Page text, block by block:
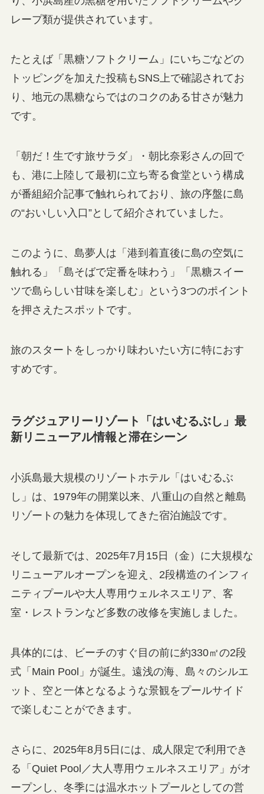
レープ類が提供されています。
たとえば「黒糖ソフトクリーム」にいちごなどの
トッピングを加えた投稿もSNS上で確認されてお
り、地元の黒糖ならではのコクのある甘さが魅力
です。
「朝だ！生です旅サラダ」・朝比奈彩さんの回で
も、港に上陸して最初に立ち寄る食堂という構成
が番組紹介記事で触れられており、旅の序盤に島
の“おいしい入口”として紹介されていました。
このように、島夢人は「港到着直後に島の空気に
触れる」「島そばで定番を味わう」「黒糖スイー
ツで島らしい甘味を楽しむ」という3つのポイント
を押さえたスポットです。
旅のスタートをしっかり味わいたい方に特におす
すめです。
ラグジュアリーリゾート「はいむるぶし」最
新リニューアル情報と滞在シーン
小浜島最大規模のリゾートホテル「はいむるぶ
し」は、1979年の開業以来、八重山の自然と離島
リゾートの魅力を体現してきた宿泊施設です。
そして最新では、2025年7月15日（金）に大規模な
リニューアルオープンを迎え、2段構造のインフィ
ニティプールや大人専用ウェルネスエリア、客
室・レストランなど多数の改修を実施しました。
具体的には、ビーチのすぐ目の前に約330㎡の2段
式「Main Pool」が誕生。遠浅の海、島々のシルエ
ット、空と一体となるような景観をプールサイド
で楽しむことができます。
さらに、2025年8月5日には、成人限定で利用でき
る「Quiet Pool／大人専用ウェルネスエリア」がオ
ープンし、冬季には温水ホットプールとしての営